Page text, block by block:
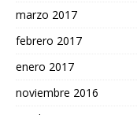
marzo 2017
febrero 2017
enero 2017
noviembre 2016